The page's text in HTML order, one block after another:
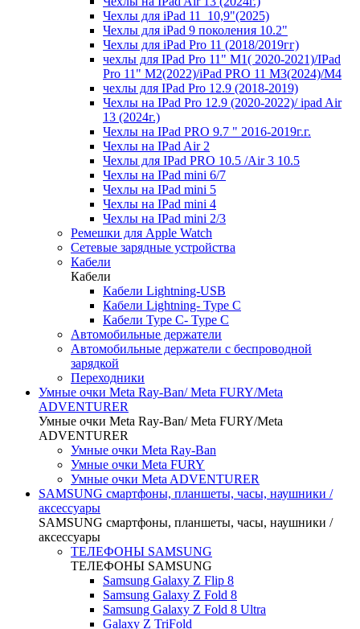
Чехлы для iPad 11_10,9"(2025)
Чехлы для iPad 9 поколения 10.2"
Чехлы для iPad Pro 11 (2018/2019гг)
чехлы для IPad Pro 11" М1( 2020-2021)/IPad
Pro 11" М2(2022)/iPad PRO 11 M3(2024)/M4
чехлы для IPad Pro 12.9 (2018-2019)
Чехлы на IPad Pro 12.9 (2020-2022)/ ipad Air
13 (2024г.)
Чехлы на IPad PRO 9.7 " 2016-2019г.г.
Чехлы на IPad Air 2
Чехлы для IPad PRO 10.5 /Air 3 10.5
Чехлы на IPad mini 6/7
Чехлы на IPad mini 5
Чехлы на IPad mini 4
Чехлы на IPad mini 2/3
Ремешки для Apple Watch
Сетевые зарядные устройства
Кабели
Кабели
Кабели Lightning-USB
Кабели Lightning- Type C
Кабели Type C- Type C
Автомобильные держатели
Автомобильные держатели с беспроводной
зарядкой
Переходники
Умные очки Meta Ray-Ban/ Meta FURY/Meta
ADVENTURER
Умные очки Meta Ray-Ban/ Meta FURY/Meta
ADVENTURER
Умные очки Meta Ray-Ban
Умные очки Meta FURY
Умные очки Meta ADVENTURER
SAMSUNG cмартфоны, планшеты, часы, наушники /
аксессуары
SAMSUNG cмартфоны, планшеты, часы, наушники /
аксессуары
ТЕЛЕФОНЫ SAMSUNG
ТЕЛЕФОНЫ SAMSUNG
Samsung Galaxy Z Flip 8
Samsung Galaxy Z Fold 8
Samsung Galaxy Z Fold 8 Ultra
Galaxy Z TriFold